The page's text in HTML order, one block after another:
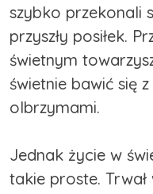
szybko przekonali
przyszły posiłek.
świetnym
świetnie bawić się
olbrzymami.
Jednak życie w
takie proste.